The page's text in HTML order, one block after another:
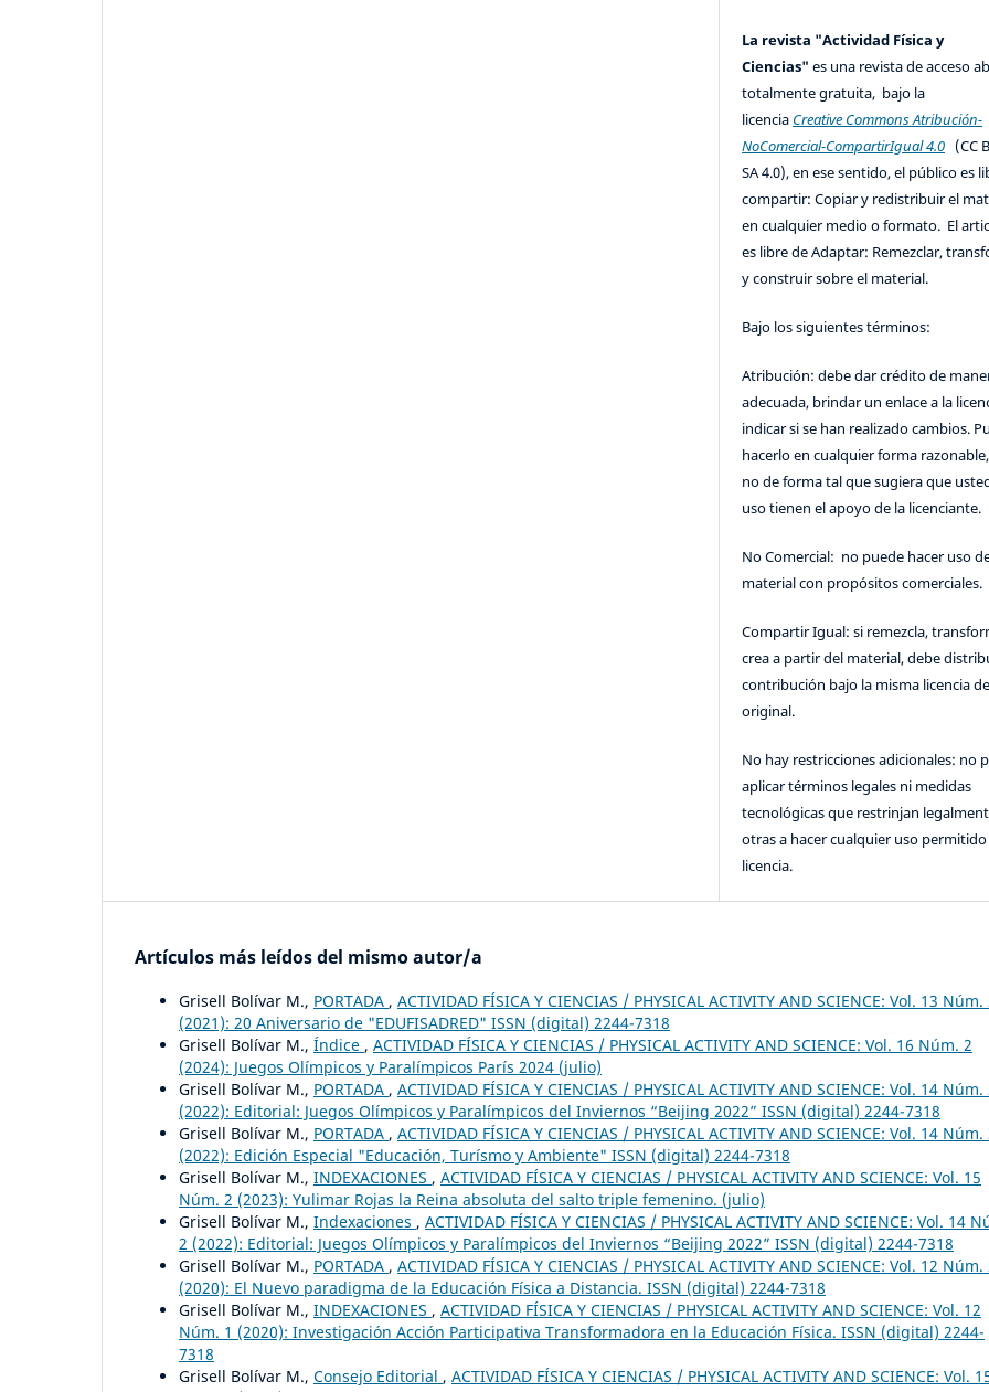
La revista "Actividad Física y
Ciencias"es una revista de acceso
totalmente gratuita, bajo la
licencia Creative Commons Atribución-
NoComercial-CompartirIgual 4.0 (CC
SA 4.0), en ese sentido, el público es
compartir: Copiar y redistribuir el
en cualquier medio o formato. El
es libre de Adaptar: Remezclar,
y construir sobre el material.
Bajo los siguientes términos:
Atribución: debe dar crédito de
adecuada, brindar un enlace a la
indicar si se han realizado cambios.
hacerlo en cualquier forma
no de forma tal que sugiera que
uso tienen el apoyo de la licenciante.
No Comercial: no puede hacer uso
material con propósitos comerciales.
Compartir Igual: si remezcla,
crea a partir del material, debe
contribución bajo la misma licencia
original.
No hay restricciones adicionales: no
aplicar términos legales ni medidas
tecnológicas que restrinjan
otras a hacer cualquier uso
licencia.
Artículos más leídos del mismo autor/a
Grisell Bolívar M., PORTADA , ACTIVIDAD FÍSICA Y CIENCIAS / PHYSICAL ACTIVITY AND SCIENCE: Vol. 13 Núm.
(2021): 20 Aniversario de "EDUFISADRED" ISSN (digital) 2244-7318
Grisell Bolívar M., Índice , ACTIVIDAD FÍSICA Y CIENCIAS / PHYSICAL ACTIVITY AND SCIENCE: Vol. 16 Núm. 2
(2024): Juegos Olímpicos y Paralímpicos París 2024 (julio)
Grisell Bolívar M., PORTADA , ACTIVIDAD FÍSICA Y CIENCIAS / PHYSICAL ACTIVITY AND SCIENCE: Vol. 14 Núm.
(2022): Editorial: Juegos Olímpicos y Paralímpicos del Inviernos “Beijing 2022” ISSN (digital) 2244-7318
Grisell Bolívar M., PORTADA , ACTIVIDAD FÍSICA Y CIENCIAS / PHYSICAL ACTIVITY AND SCIENCE: Vol. 14 Núm.
(2022): Edición Especial "Educación, Turísmo y Ambiente" ISSN (digital) 2244-7318
Grisell Bolívar M., INDEXACIONES , ACTIVIDAD FÍSICA Y CIENCIAS / PHYSICAL ACTIVITY AND SCIENCE: Vol. 15
Núm. 2 (2023): Yulimar Rojas la Reina absoluta del salto triple femenino. (julio)
Grisell Bolívar M., Indexaciones , ACTIVIDAD FÍSICA Y CIENCIAS / PHYSICAL ACTIVITY AND SCIENCE: Vol. 14
2 (2022): Editorial: Juegos Olímpicos y Paralímpicos del Inviernos “Beijing 2022” ISSN (digital) 2244-7318
Grisell Bolívar M., PORTADA , ACTIVIDAD FÍSICA Y CIENCIAS / PHYSICAL ACTIVITY AND SCIENCE: Vol. 12 Núm.
(2020): El Nuevo paradigma de la Educación Física a Distancia. ISSN (digital) 2244-7318
Grisell Bolívar M., INDEXACIONES , ACTIVIDAD FÍSICA Y CIENCIAS / PHYSICAL ACTIVITY AND SCIENCE: Vol. 12
Núm. 1 (2020): Investigación Acción Participativa Transformadora en la Educación Física. ISSN (digital) 2244-
7318
Grisell Bolívar M., Consejo Editorial , ACTIVIDAD FÍSICA Y CIENCIAS / PHYSICAL ACTIVITY AND SCIENCE: Vol.